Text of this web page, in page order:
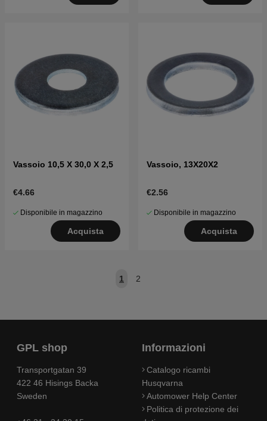
Vassoio 10,5 X 30,0 X 2,5
€4.66
Disponibile in magazzino
Acquista
Vassoio, 13X20X2
€2.56
Disponibile in magazzino
Acquista
1 2
GPL shop
Transportgatan 39
422 46 Hisings Backa
Sweden
Informazioni
Catalogo ricambi
Husqvarna
Automower Help Center
Politica di protezione dei